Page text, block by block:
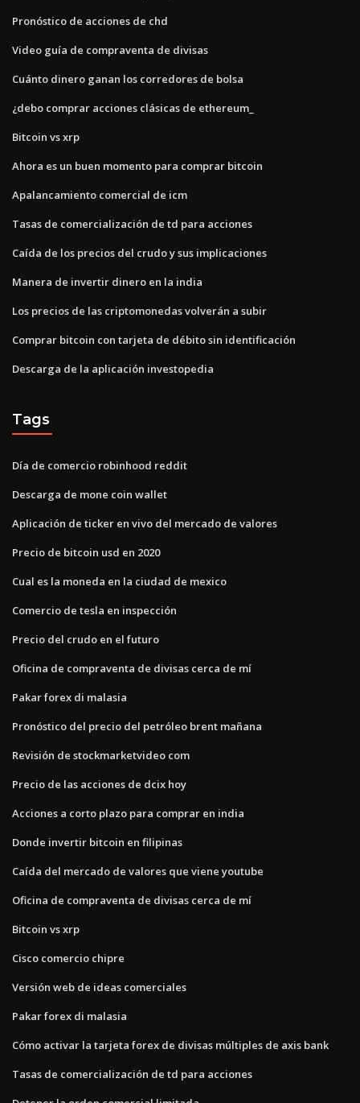
Pronóstico de acciones de chd
Video guía de compraventa de divisas
Cuánto dinero ganan los corredores de bolsa
¿debo comprar acciones clásicas de ethereum_
Bitcoin vs xrp
Ahora es un buen momento para comprar bitcoin
Apalancamiento comercial de icm
Tasas de comercialización de td para acciones
Caída de los precios del crudo y sus implicaciones
Manera de invertir dinero en la india
Los precios de las criptomonedas volverán a subir
Comprar bitcoin con tarjeta de débito sin identificación
Descarga de la aplicación investopedia
Tags
Día de comercio robinhood reddit
Descarga de mone coin wallet
Aplicación de ticker en vivo del mercado de valores
Precio de bitcoin usd en 2020
Cual es la moneda en la ciudad de mexico
Comercio de tesla en inspección
Precio del crudo en el futuro
Oficina de compraventa de divisas cerca de mí
Pakar forex di malasia
Pronóstico del precio del petróleo brent mañana
Revisión de stockmarketvideo com
Precio de las acciones de dcix hoy
Acciones a corto plazo para comprar en india
Donde invertir bitcoin en filipinas
Caída del mercado de valores que viene youtube
Oficina de compraventa de divisas cerca de mí
Bitcoin vs xrp
Cisco comercio chipre
Versión web de ideas comerciales
Pakar forex di malasia
Cómo activar la tarjeta forex de divisas múltiples de axis bank
Tasas de comercialización de td para acciones